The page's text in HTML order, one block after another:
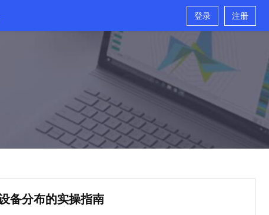
登录 注册
备分布的实操指南